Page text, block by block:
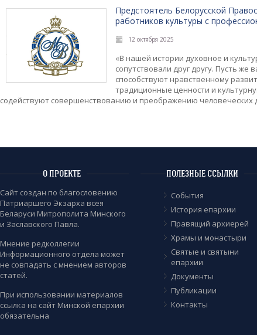
Предстоятель Белорусской
работников культуры с
12 октября 2025
«В нашей истории духовное и
сопутствовали друг другу. Пусть
способствуют нравственному
традиционные ценности и
содействуют совершенствованию и преображению человеческих
О ПРОЕКТЕ
Сайт создан по благословению
Патриаршего Экзарха всея
Беларуси Митрополита Минского
и Заславского Павла.
Мнение редколлегии
Информационного отдела может
не совпадать с мнением авторов
статей.
При использовании материалов
ссылка на сайт Минской епархии
обязательна
ПОЛЕЗНЫЕ ССЫЛКИ
События
История епархии
Правящий архиерей
Храмы и монастыри
Cвятые и святыни
епархии
Документы
Публикации
Контакты